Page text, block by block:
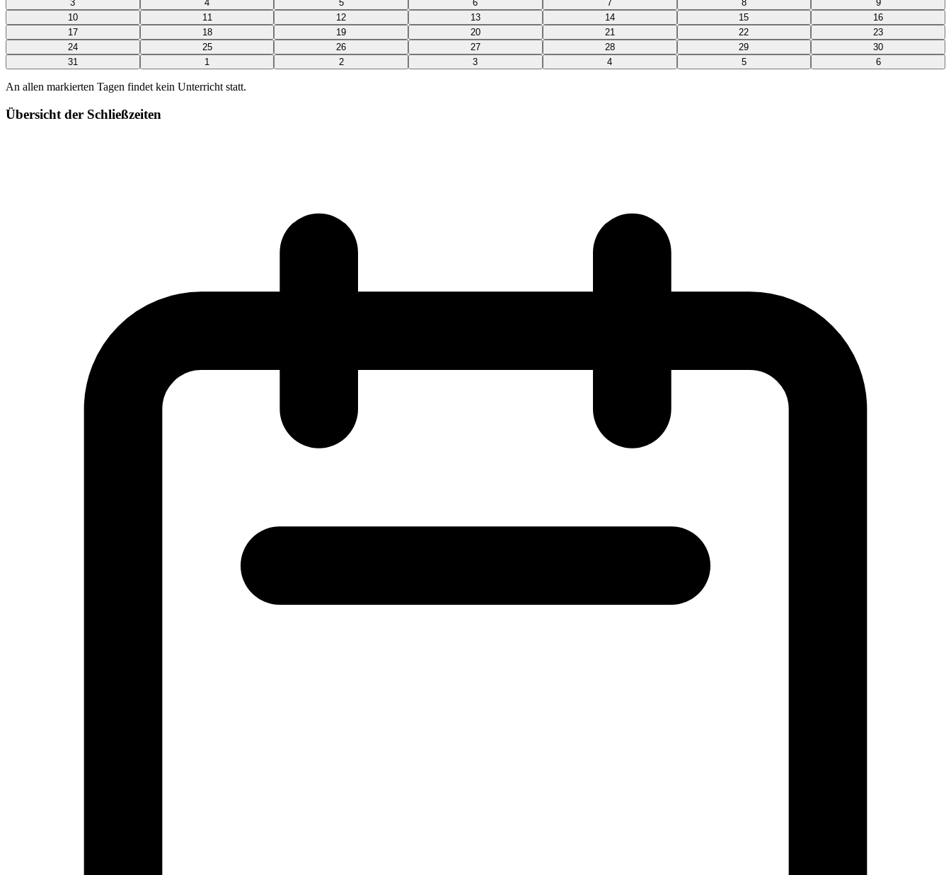
3
4 5 6 7 8
9
10
11 12 13 14 15
16
17
18 19 20 21 22
23
24
25 26 27 28 29
30
31
1 2 3 4 5 6
An allen markierten Tagen findet kein Unterricht statt.
Übersicht der Schließzeiten